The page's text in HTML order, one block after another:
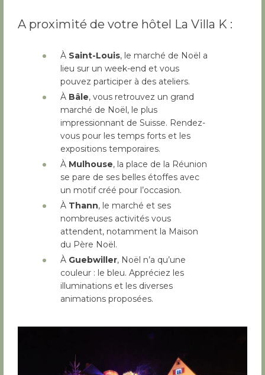
A proximité de votre hôtel La Villa K :
À Saint-Louis, le marché de Noël a
lieu sur un week-end et vous
pouvez participer à des ateliers.
À Bâle, vous retrouvez un grand
marché de Noël, le plus
impressionnant de Suisse. Rendez-
vous pour les temps forts et les
expositions temporaires.
À Mulhouse, la place de la Réunion
se pare de ses belles étoffes avec
un motif créé pour l’occasion.
À Thann, le marché et ses
nombreuses activités vous
attendent, notamment la Maison
du Père Noël.
À Guebwiller, Noël n’a qu’une
couleur : le bleu. Appréciez les
illuminations et les diverses
animations proposées.